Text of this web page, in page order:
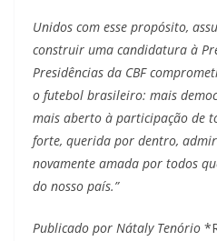
Unidos com esse propósito,
construir uma candidatura à
Presidências da CBF
o futebol brasileiro: mais
mais aberto à participação de
forte, querida por dentro,
novamente amada por todos
do nosso país.”
Publicado por Nátaly Tenório